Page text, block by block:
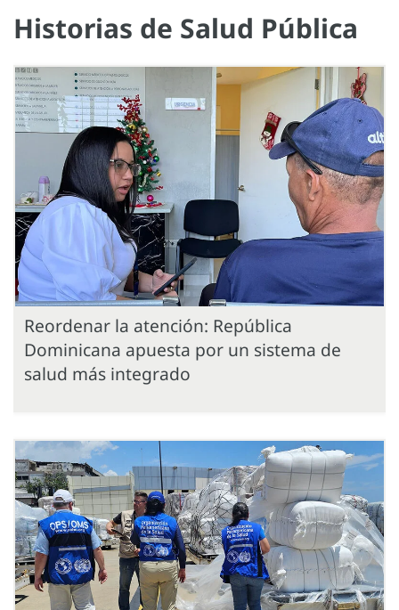
Historias de Salud Pública
Reordenar la atención: República
Dominicana apuesta por un sistema de
salud más integrado